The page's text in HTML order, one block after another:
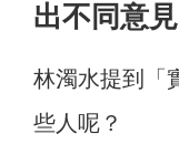
出不同意見
林濁水提到「
些人呢？